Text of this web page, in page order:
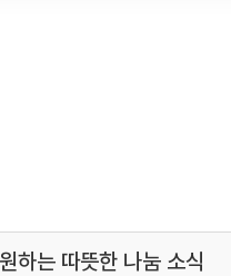
하는 따뜻한 나눔 소식